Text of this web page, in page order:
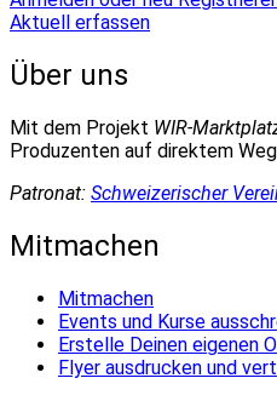
Aktuell erfassen
Über uns
Mit dem Projekt WIR-
Produzenten auf direktem
Patronat: Schweizerischer
Mitmachen
Mitmachen
Events und Kurse
Erstelle Deinen eigenen
Flyer ausdrucken und